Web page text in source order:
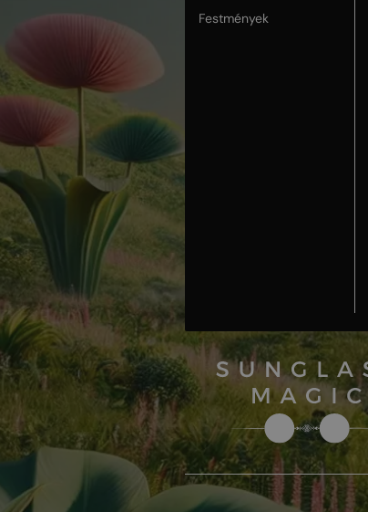
Festmények